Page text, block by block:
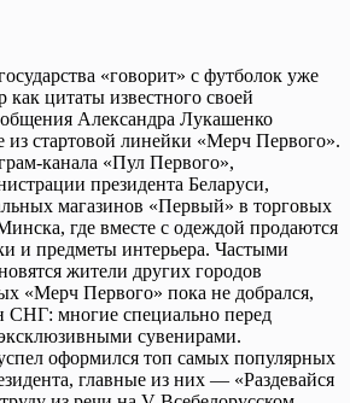
«говорит» с футболок уже
цитаты известного своей
Александра Лукашенко
из стартовой линейки «Мерч Первого».
канала «Пул Первого»,
президента Беларуси,
магазинов «Первый» в торговых
где вместе с одеждой продаются
и предметы интерьера. Частыми
жители других городов
«Мерч Первого» пока не добрался,
СНГ: многие специально перед
сувенирами.
оформился топ самых популярных
главные из них — «Раздевайся